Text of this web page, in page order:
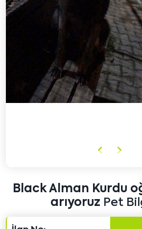
Önceki
Black Alman Kurdu
arıyoruz Pet